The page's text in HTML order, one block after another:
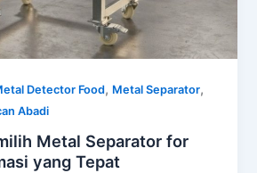
Detector Food, Metal Separator,
Abadi
Metal Separator for
yang Tepat